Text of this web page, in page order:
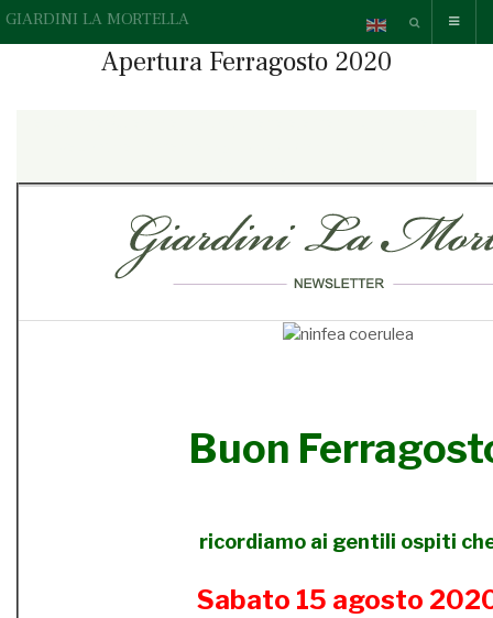
GIARDINI LA MORTELLA
Apertura Ferragosto 2020
Buon
ricordiamo ai gentili ospiti
Sabato 15 agosto